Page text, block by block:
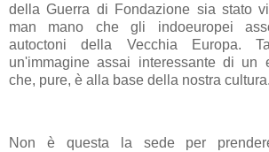
della Guerra di Fondazione sia stato
man mano che gli indoeuropei
autoctoni della Vecchia Europa.
un'immagine assai interessante di un
che, pure, è alla base della nostra cultura.
Non è questa la sede per